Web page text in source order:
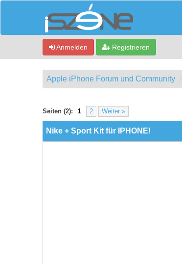
Anmelden Registrieren
Apple iPhone Forum und Community
Seiten (2): 1 2 Weiter »
0 Bewertung(en) - 0 im
Nike + Sport Kit für IPHONE!